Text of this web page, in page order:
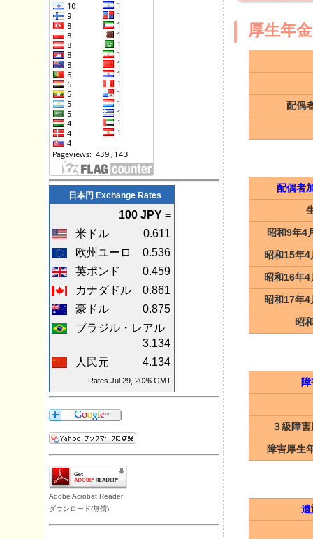
厚生年金
配偶
配偶者
昭和9年4
昭和15年
昭和16年
昭和17年
昭
３級障
障害厚生
遺
日本円 Exchange Rates
100 JPY =
米ドル
0.611
欧州ユーロ
0.536
英ポンド
0.459
カナダドル
0.861
豪ドル
0.875
ブラジル・レアル
3.134
人民元
4.134
Rates Jul 29, 2026 GMT
Adobe Acrobat Reader
ダウンロード(無償)